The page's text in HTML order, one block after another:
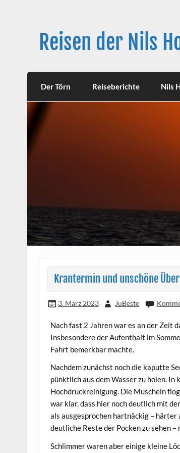
Reisen der Nils
Langfahrt seit 27. Juni 2021
Der Törn Reiseberichte Nils
Krantermin und unschöne
3. März 2023 JuBeste
Nach fast 2 Jahren war es an der Zeit
Insbesondere der Aufenthalt im
Fahrt bemerkbar machte.
Nachdem zunächst noch die kaputte
pünktlich aus dem Wasser zu holen.
Hochdruckreinigung. Die Muscheln
war klar, dass hier noch deutlich mit
als ausgesprochen hartnäckig –
deutliche Reste der Pocken zu sehen –
Schlimmer waren aber einige kleine